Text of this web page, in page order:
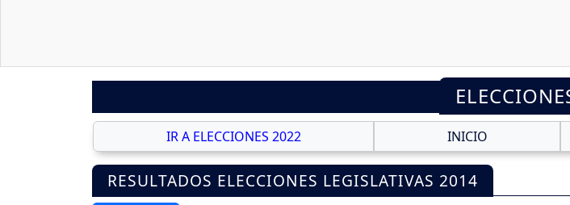
IR A ELECCIONES 2022 INICIO
RESULTADOS ELECCIONES LEGISLATIVAS 2014